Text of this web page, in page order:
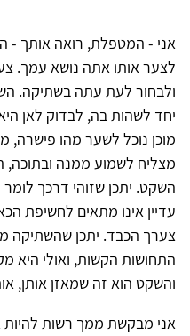
אני - המטפלת, רואה אותך -
לצער אותו אתה נושא עמך.
ולבחור לעת עתה בשתיקה.
יחד לשהות בה, לבדוק לאן
מוכן נוכל לשער מהו
מצליח לשמוע ממנה ובתוכה,
השקט. יתכן שזוהי דרכך
עדיין אינו מתאים לחשיפת
צערך הכבד. יתכן שהשתיקה
התחושות הקשות, ואולי היא
והשקט הוא זה שמאזן אותן,
אני מבקשת ממך רשות להיות